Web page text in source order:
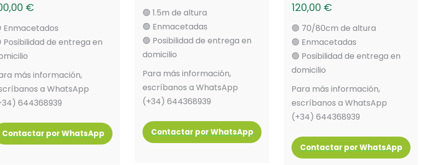
€
Enmacetados
Posibilidad de entrega en
más información,
a WhatsApp
644368939
🟢 1.5m de altura
🟢 Enmacetadas
🟢 Posibilidad de entrega en
domicilio
Para más información,
escríbanos a WhatsApp
(+34) 644368939
120,00 €
🟢 70/80cm de altura
🟢 Enmacetadas
🟢 Posibilidad de entrega en
domicilio
Para más información,
escríbanos a WhatsApp
(+34) 644368939